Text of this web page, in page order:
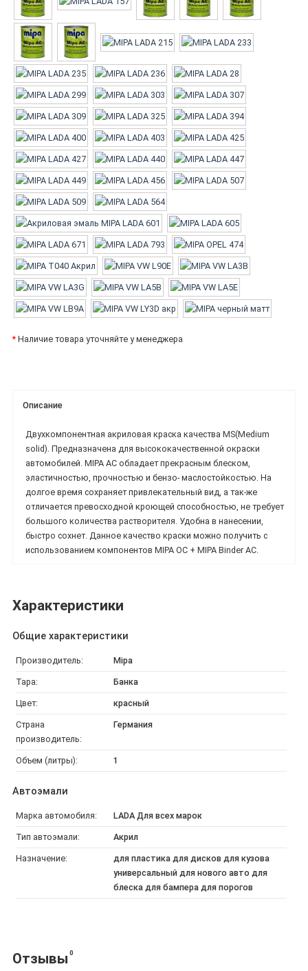
* Наличие товара уточняйте у менеджера
Описание
Двухкомпонентная акриловая краска качества MS(Medium
solid). Предназначена для высококачественной окраски
автомобилей. MIPA AC обладает прекрасным блеском,
эластичностью, прочностью и бензо- маслостойкостью. На
долгое время сохраняет привлекательный вид, а так-же
отличается превосходной кроющей способностью, не требует
большого количества растворителя. Удобна в нанесении,
быстро сохнет. Данное качество краски можно получить с
использованием компонентов MIPA OC + MIPA Binder AC.
Характеристики
Общие характеристики
Производитель: Mipa
Тара: Банка
Цвет: красный
Страна
производитель:
Германия
Объем (литры): 1
Автоэмали
Марка автомобиля: LADA Для всех марок
Тип автоэмали: Акрил
Назначение:
для пластика для дисков для кузова
универсальный для нового авто для
блеска для бампера для порогов
Отзывы 0